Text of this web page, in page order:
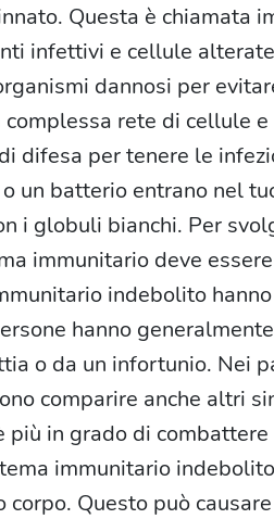
Questa è chiamata
infettivi e cellule
dannosi per
rete di cellule
difesa per tenere le
un batterio entrano nel
i globuli bianchi. Per
immunitario deve
indebolito
hanno
o da un infortunio. Nei
comparire anche altri
in grado di
immunitario
Questo può